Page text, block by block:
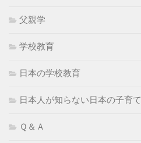
父親学
学校教育
日本の学校教育
日本人が知らない日本の子育て
Ｑ＆Ａ